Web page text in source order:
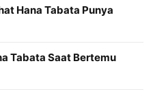
Hana Tabata Punya
Tabata Saat Bertemu